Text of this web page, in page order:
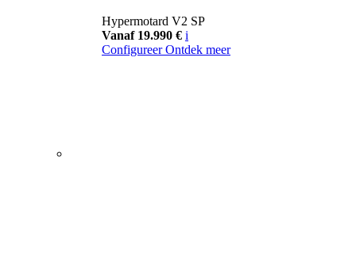
Hypermotard V2 SP
Vanaf 19.990 € i
Configureer Ontdek meer